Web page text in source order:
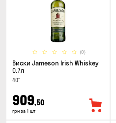
(0)
Виски Jameson Irish Whiskey
0.7л
40°
909,50
грн за 1 шт